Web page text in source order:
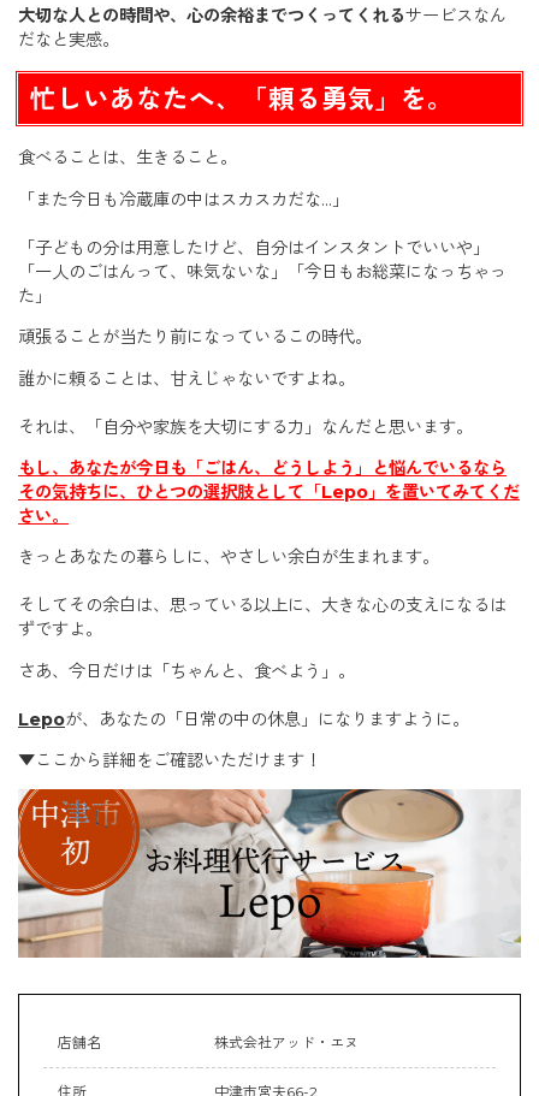
大切な人との時間や、心の余裕までつくってくれるサービスなん
だなと実感。
忙しいあなたへ、「頼る勇気」を。
食べることは、生きること。
「また今日も冷蔵庫の中はスカスカだな…」
「子どもの分は用意したけど、自分はインスタントでいいや」
「一人のごはんって、味気ないな」「今日もお総菜になっちゃっ
た」
頑張ることが当たり前になっているこの時代。
誰かに頼ることは、甘えじゃないですよね。
それは、「自分や家族を大切にする力」なんだと思います。
もし、あなたが今日も「ごはん、どうしよう」と悩んでいるなら
その気持ちに、ひとつの選択肢として「Lepo」を置いてみてくだ
さい。
きっとあなたの暮らしに、やさしい余白が生まれます。
そしてその余白は、思っている以上に、大きな心の支えになるは
ずですよ。
さあ、今日だけは「ちゃんと、食べよう」。
Lepoが、あなたの「日常の中の休息」になりますように。
▼ここから詳細をご確認いただけます！
店舗名 株式会社アッド・エヌ
住所 中津市宮夫66-2